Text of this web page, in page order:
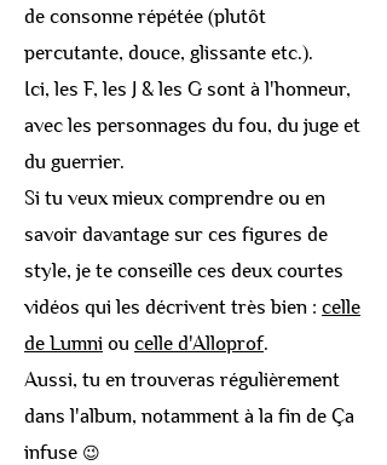
de consonne répétée (plutôt
percutante, douce, glissante etc.).
Ici, les F, les J & les G sont à l'honneur,
avec les personnages du fou, du juge et
du guerrier.
Si tu veux mieux comprendre ou en
savoir davantage sur ces figures de
style, je te conseille ces deux courtes
vidéos qui les décrivent très bien : celle
de Lumni ou celle d'Alloprof.
Aussi, tu en trouveras régulièrement
dans l'album, notamment à la fin de Ça
infuse 😉